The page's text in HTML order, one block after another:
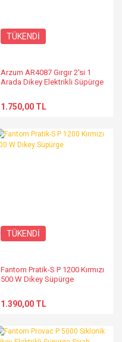
TÜKENDİ
Arzum AR4087 Gırgır 2'si 1
Arada Dikey Elektrikli Süpürge
1.750,00 TL
TÜKENDİ
Fantom Pratik-S P 1200 Kırmızı
500 W Dikey Süpürge
1.390,00 TL